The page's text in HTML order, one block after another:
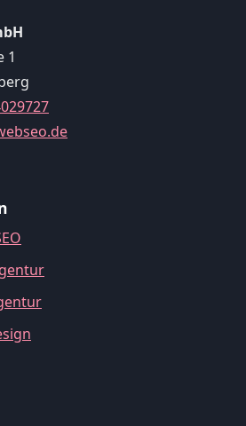
1